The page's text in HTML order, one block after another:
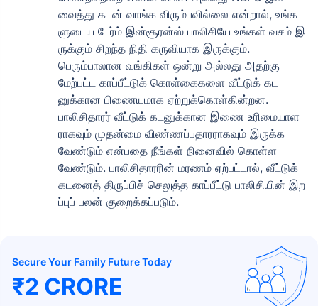
வைத்து கடன் வாங்க விரும்பவில்லை என்றால், உங்க
ளுடைய டேர்ம் இன்சூரன்ஸ் பாலிசியே உங்கள் வசம் இ
ருக்கும் சிறந்த நிதி கருவியாக இருக்கும்.
பெரும்பாலான வங்கிகள் ஒன்று அல்லது அதற்கு
மேற்பட்ட காப்பீட்டுக் கொள்கைகளை வீட்டுக் கட
னுக்கான பிணையமாக ஏற்றுக்கொள்கின்றன.
பாலிசிதாரர் வீட்டுக் கடனுக்கான இணை உரிமையாள
ராகவும் முதன்மை விண்ணப்பதாரராகவும் இருக்க
வேண்டும் என்பதை நீங்கள் நினைவில் கொள்ள
வேண்டும். பாலிசிதாரரின் மரணம் ஏற்பட்டால், வீட்டுக்
கடனைத் திருப்பிச் செலுத்த காப்பீட்டு பாலிசியின் இற
ப்புப் பலன் குறைக்கப்படும்.
Secure Your Family Future Today
₹2 CRORE
₹ 1,376/மாதம்*
உங்கள் குடும்பத்தின் பாதுகாப்பு ஒரே ஒரு படி தூரத்தில் உள்ளது
View Plans
*₹434/மாதம் என்பது 1 கோடி டேர்ம் லைஃப் இன்சூரன்ஸுக்கான தொடக்க விலை — புகைபிடிக்காத, முன்பே
இருக்கும் நோய்கள் இல்லாத நபருக்கு, 36 வயது வரை கவரேஜ். *₹630/மாதம் என்பது 1 கோடி டேர்ம் லைஃப்
இன்சூரன்ஸுக்கான தொடக்க விலை — புகைபிடிக்காத, முன்பே இருக்கும் நோய்கள் இல்லாத நபருக்கு, 46
வயது வரை கவரேஜ். *₹1,376/மாதம் என்பது 1 கோடி டேர்ம் லைஃப் இன்சூரன்ஸுக்கான தொடக்க விலை —